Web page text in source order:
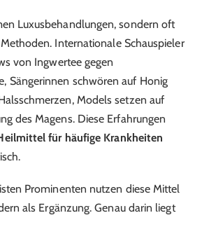
Luxusbehandlungen, sondern oft
Internationale Schauspieler
von Ingwertee gegen
Sängerinnen schwören auf Honig
Models setzen auf
des Magens. Diese Erfahrungen
für häufige Krankheiten
Prominenten nutzen diese Mittel
als Ergänzung. Genau darin liegt